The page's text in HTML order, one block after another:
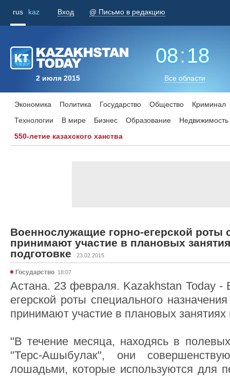
rus kaz Вход @ Письмо в редакцию
2 июля 2015
08: 18
Все области
Экономика Политика Государство Общество
Криминал
Технологии
В мире Бизнес Образование
Недвижимость
550-летие казахского ханства
Военнослужащие горно-егерской роты
принимают участие в плановых
подготовке
23.02.2015
Государство 18:07
Астана. 23 февраля. Kazakhstan Today -
егерской роты специального
принимают участие в плановых занятиях
"В течение месяца, находясь в
"Терс-Ашыбулак", они
лошадьми, которые используются для